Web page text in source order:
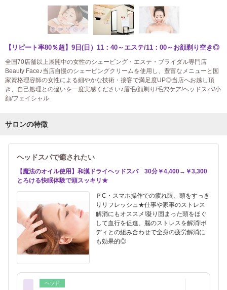
【リピート率80％超】9日(日）11：40～エステ/11：00～お顔剃り空き◎
全国70店舗以上展開中の女性のシェービング・エステ・ブライダル専門店
Beauty Face♪当店自慢のシェービングクリームを使用し、豊富なメニューと国
家資格理容師の女性による細やかな技術・接客で満足度UP◎当店へお越し頂
き、自己処理との違いを一度実感ください♪眉毛/顔剃り/毛穴ケア/ヘッドスパ/小
顔/フェイシャル
サロンの特徴
ヘッドスパで癒されたい
【魔法のオイル使用】和漢ドライヘッドスパ 30分￥4,400→￥3,300
とろける快眠体験で頭スッキリ★
ＰC・スマホ操作での疲れ眼、頭をすっき
りリフレッシュ★仕事や家事のストレス
解消にもオススメ!凝り固まった頭をほぐ
して血行を促進、脳のストレスを解消!ボ
ディとの組み合わせで全身の疲労解消に
も効果的◎
ヘッド